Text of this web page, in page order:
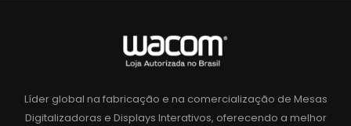
Líder global na fabricação e na comercialização de Mesas
Digitalizadoras e Displays Interativos, oferecendo a melhor